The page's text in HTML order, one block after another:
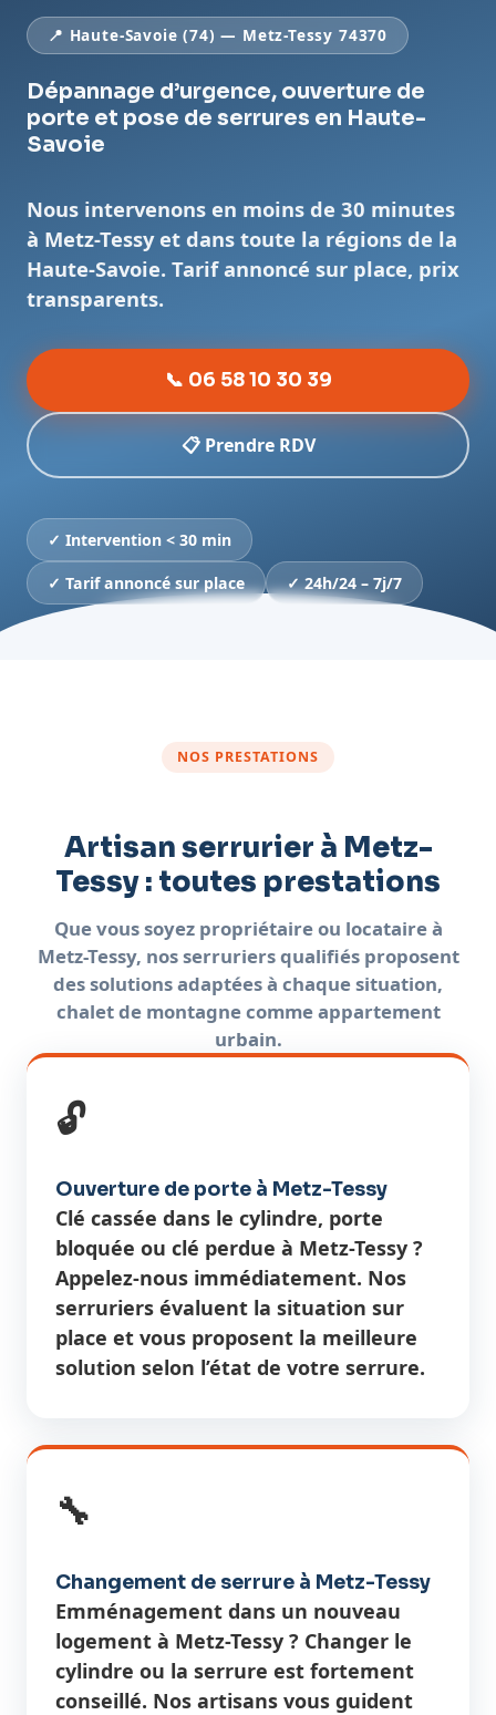
📍 Haute-Savoie (74) — Metz-Tessy 74370
Dépannage d’urgence, ouverture de
porte et pose de serrures en Haute-
Savoie
Nous intervenons en moins de 30 minutes
à Metz-Tessy et dans toute la régions de la
Haute-Savoie. Tarif annoncé sur place, prix
transparents.
📞 06 58 10 30 39
📋 Prendre RDV
✓ Intervention < 30 min
✓ Tarif annoncé sur place ✓ 24h/24 – 7j/7
NOS PRESTATIONS
Artisan serrurier à Metz-
Tessy : toutes prestations
Que vous soyez propriétaire ou locataire à
Metz-Tessy, nos serruriers qualifiés proposent
des solutions adaptées à chaque situation,
chalet de montagne comme appartement
urbain.
🔓
Ouverture de porte à Metz-Tessy
Clé cassée dans le cylindre, porte
bloquée ou clé perdue à Metz-Tessy ?
Appelez-nous immédiatement. Nos
serruriers évaluent la situation sur
place et vous proposent la meilleure
solution selon l’état de votre serrure.
🔧
Changement de serrure à Metz-Tessy
Emménagement dans un nouveau
logement à Metz-Tessy ? Changer le
cylindre ou la serrure est fortement
conseillé. Nos artisans vous guident